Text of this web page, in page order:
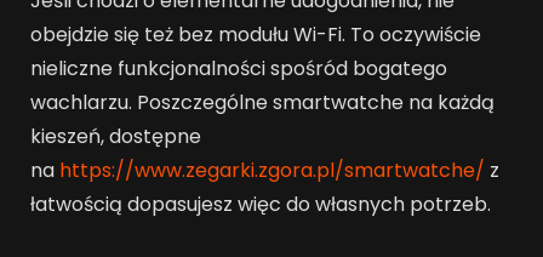
obejdzie się też bez modułu Wi-Fi. To oczywiście
nieliczne funkcjonalności spośród bogatego
wachlarzu. Poszczególne smartwatche na każdą
kieszeń, dostępne
na https://www.zegarki.zgora.pl/smartwatche/ z
łatwością dopasujesz więc do własnych potrzeb.